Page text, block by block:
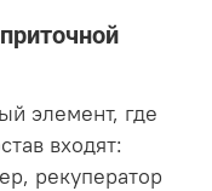
элемент, где
входят:
рекуператор